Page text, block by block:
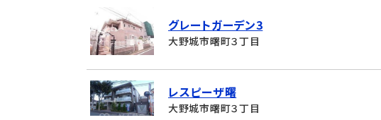
グレートガーデン3
大野城市曙町３丁目
レスピーザ曙
大野城市曙町３丁目